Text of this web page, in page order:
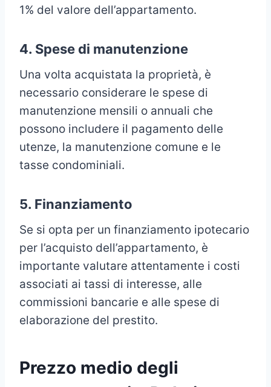
1% del valore dell’appartamento.
4. Spese di manutenzione
Una volta acquistata la proprietà, è
necessario considerare le spese di
manutenzione mensili o annuali che
possono includere il pagamento delle
utenze, la manutenzione comune e le
tasse condominiali.
5. Finanziamento
Se si opta per un finanziamento ipotecario
per l’acquisto dell’appartamento, è
importante valutare attentamente i costi
associati ai tassi di interesse, alle
commissioni bancarie e alle spese di
elaborazione del prestito.
Prezzo medio degli